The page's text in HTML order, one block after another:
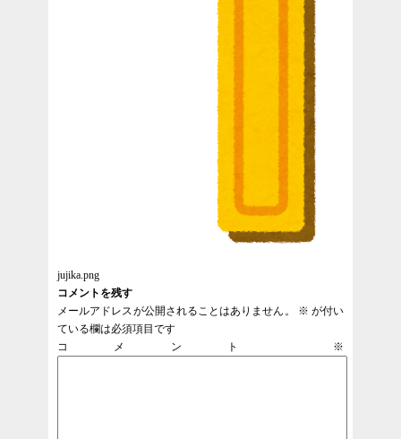
jujika.png
コメントを残す
メールアドレスが公開されることはありません。
※ が付い
ている欄は必須項目です
コメント ※